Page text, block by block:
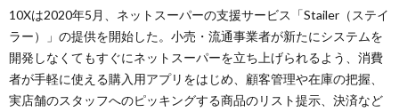
10Xは2020年5月、ネットスーパーの支援サービス「Stailer（ステイ
ラー）」の提供を開始した。小売・流通事業者が新たにシステムを
開発しなくてもすぐにネットスーパーを立ち上げられるよう、消費
者が手軽に使える購入用アプリをはじめ、顧客管理や在庫の把握、
実店舗のスタッフへのピッキングする商品のリスト提示、決済など